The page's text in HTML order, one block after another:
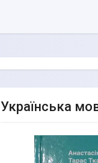
Українська